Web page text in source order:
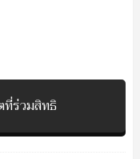
ที่ร่วมสิทธิ